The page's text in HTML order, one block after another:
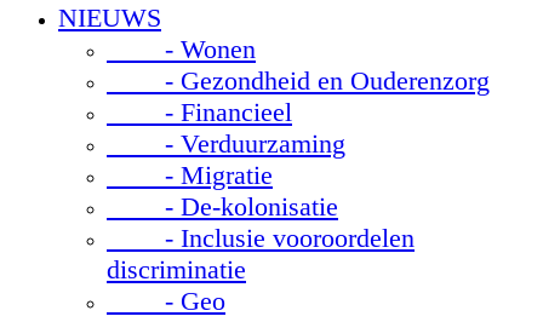
NIEUWS
- Wonen
- Gezondheid en Ouderenzorg
- Financieel
- Verduurzaming
- Migratie
- De-kolonisatie
- Inclusie vooroordelen
discriminatie
- Geo